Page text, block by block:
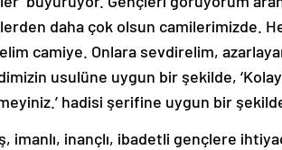
daha çok olsun camilerimizde.
camiye. Onlara sevdirelim,
usulüne uygun bir şekilde,
hadisi şerifine uygun bir
imanlı, inançlı, ibadetli gençlere